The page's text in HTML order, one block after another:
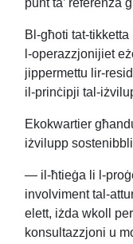
punt ta’ referenza
Bl-għoti tat-
l-operazzjonijiet
jippermettu lir-
il-prinċipji tal-
Ekokwartier
iżvilupp
— il-ħtieġa li l-
involviment tal-
elett, iżda wkoll
konsultazzjoni u